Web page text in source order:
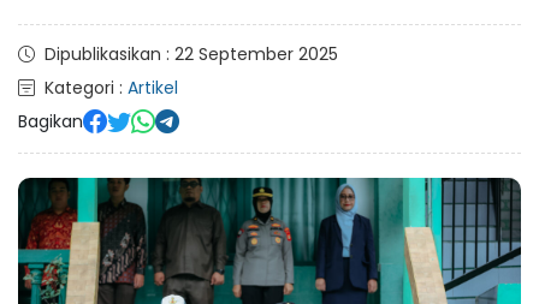
Dipublikasikan : 22 September 2025
Kategori : Artikel
Bagikan